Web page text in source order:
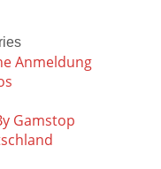
Anmeldung
Gamstop